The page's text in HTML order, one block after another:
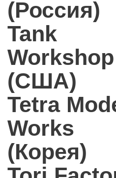
(Россия)
Tank
Workshop
(США)
Tetra
Works
(Корея)